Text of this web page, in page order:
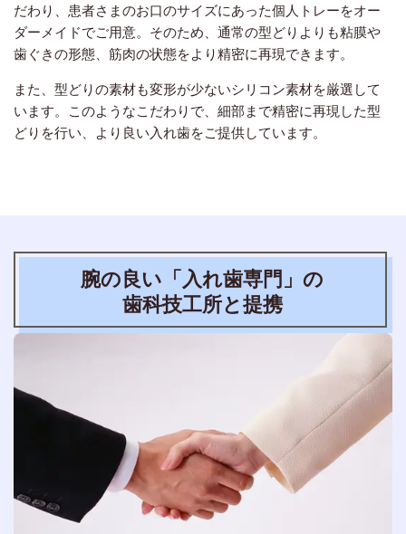
だわり、患者さまのお口のサイズにあった個人トレーをオー
ダーメイドでご用意。そのため、通常の型どりよりも粘膜や
歯ぐきの形態、筋肉の状態をより精密に再現できます。
また、型どりの素材も変形が少ないシリコン素材を厳選して
います。このようなこだわりで、細部まで精密に再現した型
どりを行い、より良い入れ歯をご提供しています。
腕の良い「入れ歯専門」の
歯科技工所と提携